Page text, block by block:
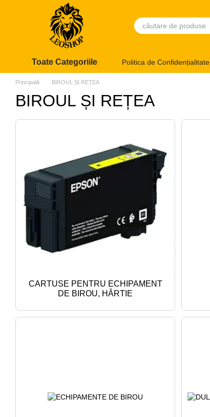
Mergi la conținutul principal
Toate Categoriile Politica de Confidențialitate
Principală BIROUL ȘI REȚEA
BIROUL ȘI REȚEA
CARTUSE PENTRU ECHIPAMENT
DE BIROU, HÂRTIE